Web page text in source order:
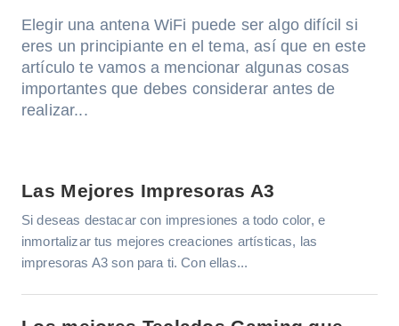
Elegir una antena WiFi puede ser algo difícil si
eres un principiante en el tema, así que en este
artículo te vamos a mencionar algunas cosas
importantes que debes considerar antes de
realizar...
Las Mejores Impresoras A3
Si deseas destacar con impresiones a todo color, e
inmortalizar tus mejores creaciones artísticas, las
impresoras A3 son para ti. Con ellas...